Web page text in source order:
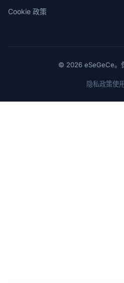
Cookie 政策
© 2026 eSeGeCe。
隐私政策使